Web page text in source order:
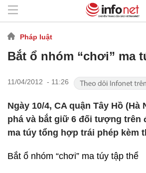
Pháp luật
Bắt ổ nhóm “chơi” ma
11/04/2012 - 11:26
Ngày 10/4, CA quận Tây Hồ (Hà
phá và bắt giữ 6 đối tượng trên
ma túy tổng hợp trái phép kèm
Bắt ổ nhóm “chơi” ma túy tập thể